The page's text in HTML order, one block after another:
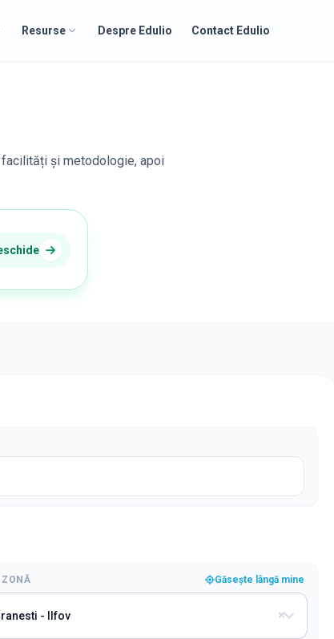
Resurse Despre Edulio Contact Edulio
și metodologie, apoi
Găsește lângă mine